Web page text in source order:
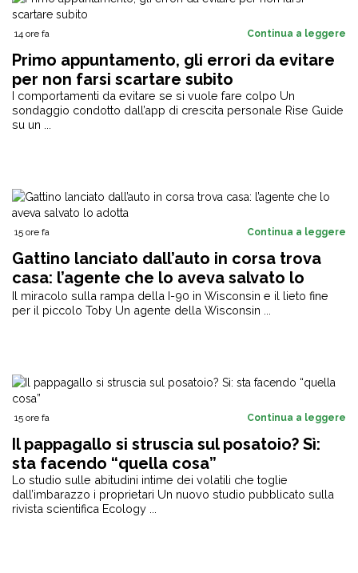
14 ore fa Continua a leggere
Primo appuntamento, gli errori da evitare
per non farsi scartare subito
I comportamenti da evitare se si vuole fare colpo Un
sondaggio condotto dall’app di crescita personale Rise Guide
su un ...
15 ore fa Continua a leggere
Gattino lanciato dall’auto in corsa trova
casa: l’agente che lo aveva salvato lo
adotta
Il miracolo sulla rampa della I-90 in Wisconsin e il lieto fine
per il piccolo Toby Un agente della Wisconsin ...
15 ore fa Continua a leggere
Il pappagallo si struscia sul posatoio? Sì:
sta facendo “quella cosa”
Lo studio sulle abitudini intime dei volatili che toglie
dall’imbarazzo i proprietari Un nuovo studio pubblicato sulla
rivista scientifica Ecology ...